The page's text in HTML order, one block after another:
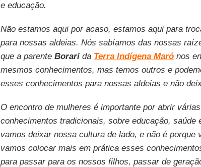
e educação.
Não estamos aqui por acaso, estamos aqui para
para nossas aldeias. Nós sabíamos das nossas
que a parente Borarida Terra Indígena Marónos
mesmos conhecimentos, mas temos outros e
esses conhecimentos para nossas aldeias e não
O encontro de mulheres é importante por abrir
conhecimentos tradicionais, sobre educação, saúde
vamos deixar nossa cultura de lado, e não é porque
vamos colocar mais em prática esses
para passar para os nossos filhos, passar de